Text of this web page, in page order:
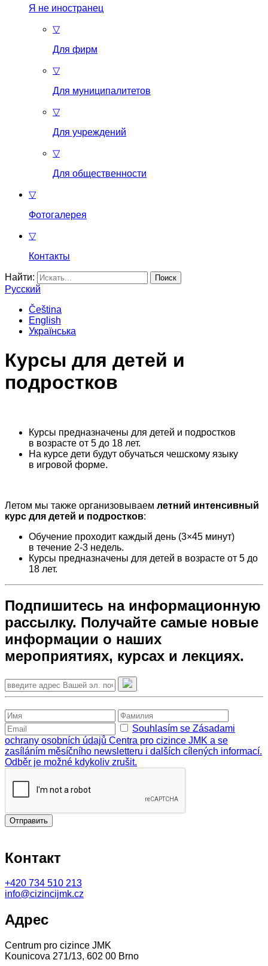
Я не иностранец
▽
Для фирм
▽
Для муниципалитетов
▽
Для учреждений
▽
Для общественности
▽
Фотогалерея
▽
Контакты
Найти:
Русский
Čeština
English
Українська
Курсы для детей и
подростков
Курсы предназначены для детей и подростков
в возрасте от 5 до 18 лет.
На курсе дети будут обучаться чешскому языку
в игровой форме.
Летом мы также организовываем летний интенсивный
курс для детей и подростков:
Обучение проходит каждый день (3×45 минут)
в течение 2-3 недель.
Курсы предназначены для детей в возрасте от 5 до
18 лет.
Подпишитесь на информационную
рассылку. Получайте самые новые
информации о наших
мероприятиях, курсах и лекциях.
Souhlasím se Zásadami
ochrany osobních údajů Centra pro cizince JMK a se
zasíláním měsíčního newsletteru i dalších cílených informací.
Odběr je možné kdykoliv zrušit.
Отправить
Контакт
+420 734 510 213
info@cizincijmk.cz
Адрес
Centrum pro cizince JMK
Kounicova 271/13, 602 00 Brno